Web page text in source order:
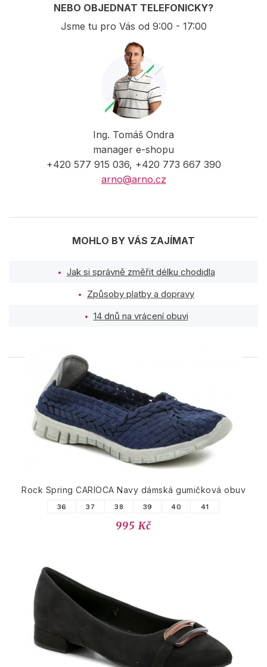
NEBO OBJEDNAT TELEFONICKY?
Jsme tu pro Vás od 9:00 - 17:00
Ing. Tomáš Ondra
manager e-shopu
+420 577 915 036, +420 773 667 390
arno@arno.cz
MOHLO BY VÁS ZAJÍMAT
Jak si správně změřit délku chodidla
Způsoby platby a dopravy
14 dnů na vrácení obuvi
PODOBNÉ PRODUKTY
Rock Spring CARIOCA Navy dámská gumičková obuv
36 37 38 39 40 41
995 Kč